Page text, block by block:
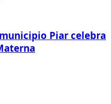
Piar celebra